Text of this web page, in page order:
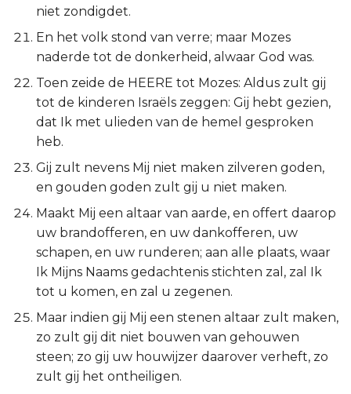
niet zondigdet.
En het volk stond van verre; maar Mozes
naderde tot de donkerheid, alwaar God was.
Toen zeide de HEERE tot Mozes: Aldus zult gij
tot de kinderen Israëls zeggen: Gij hebt gezien,
dat Ik met ulieden van de hemel gesproken
heb.
Gij zult nevens Mij niet maken zilveren goden,
en gouden goden zult gij u niet maken.
Maakt Mij een altaar van aarde, en offert daarop
uw brandofferen, en uw dankofferen, uw
schapen, en uw runderen; aan alle plaats, waar
Ik Mijns Naams gedachtenis stichten zal, zal Ik
tot u komen, en zal u zegenen.
Maar indien gij Mij een stenen altaar zult maken,
zo zult gij dit niet bouwen van gehouwen
steen; zo gij uw houwijzer daarover verheft, zo
zult gij het ontheiligen.